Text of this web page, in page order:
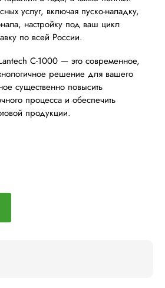
услуг, включая пуско-наладку,
настройку под ваш цикл
по всей России.
C-1000 — это современное,
решение для вашего
существенно повысить
процесса и обеспечить
продукции.